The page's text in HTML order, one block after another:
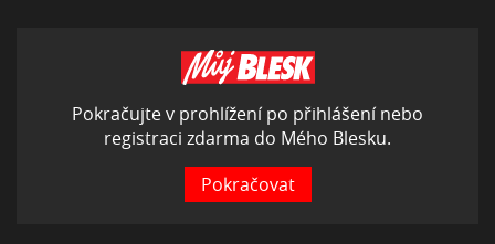
Pokračujte v prohlížení po přihlášení nebo
registraci zdarma do Mého Blesku.
Pokračovat